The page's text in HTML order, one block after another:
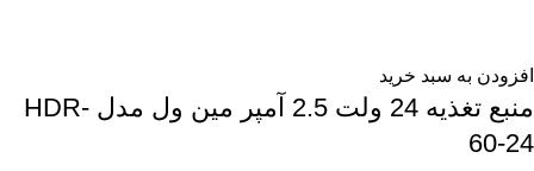
افزودن به سبد خرید
منبع تغذیه 24 ولت 2.5 آمپر مین ول مدل HDR-
60-24